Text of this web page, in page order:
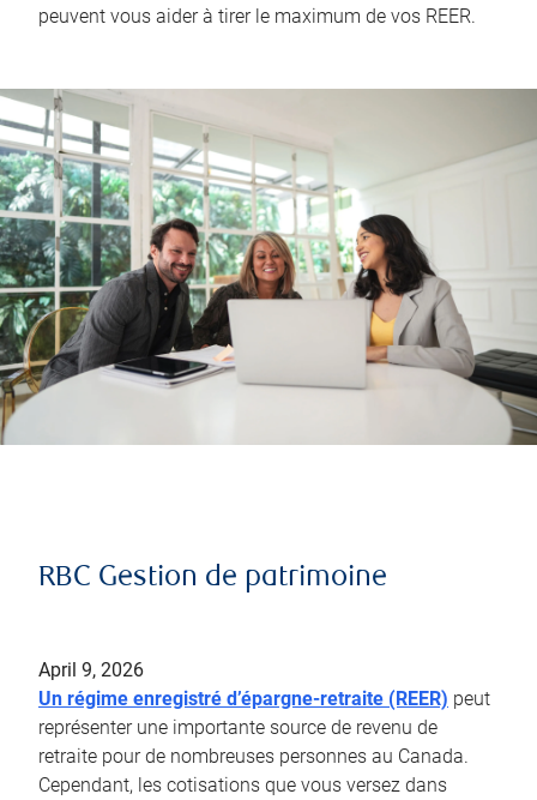
peuvent vous aider à tirer le maximum de vos REER.
RBC Gestion de patrimoine
April 9, 2026
Un régime enregistré d’épargne-retraite (REER) peut
représenter une importante source de revenu de
retraite pour de nombreuses personnes au Canada.
Cependant, les cotisations que vous versez dans